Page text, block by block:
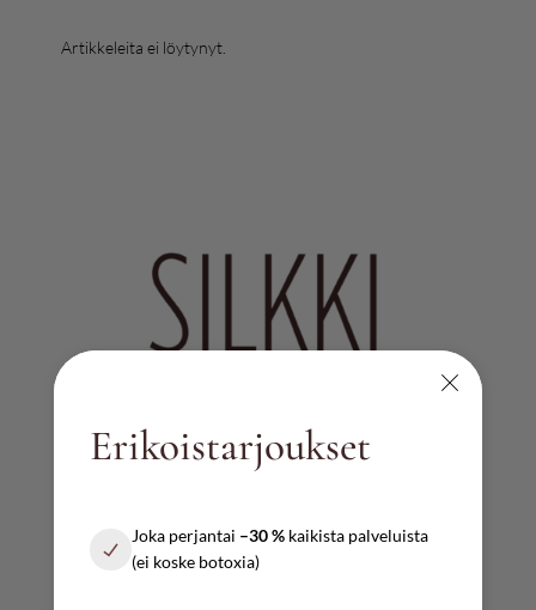
Artikkeleita ei löytynyt.
Erikoistarjoukset
Joka perjantai –30 %kaikista palveluista
(ei koske botoxia)
Ma – pe